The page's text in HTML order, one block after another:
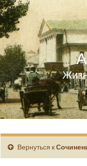
Вернуться к